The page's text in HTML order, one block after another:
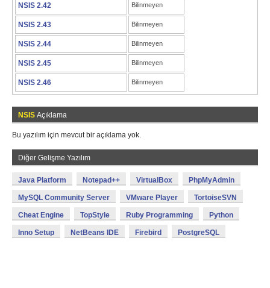
NSIS 2.42 Bilinmeyen
NSIS 2.43 Bilinmeyen
NSIS 2.44 Bilinmeyen
NSIS 2.45 Bilinmeyen
NSIS 2.46 Bilinmeyen
NSIS Açıklama
Bu yazılım için mevcut bir açıklama yok.
Diğer Gelişme Yazılım
Java Platform Notepad++ VirtualBox PhpMyAdmin
MySQL Community Server VMware Player TortoiseSVN
Cheat Engine TopStyle Ruby Programming Python
Inno Setup NetBeans IDE Firebird PostgreSQL